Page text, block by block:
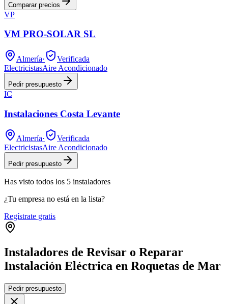
Comparar precios
VP
VM PRO-SOLAR SL
Almería·
Verificada
ElectricistasAire Acondicionado
Pedir presupuesto
IC
Instalaciones Costa Levante
Almería·
Verificada
ElectricistasAire Acondicionado
Pedir presupuesto
Has visto todos los 5 instaladores
¿Tu empresa no está en la lista?
Regístrate gratis
Instaladores de Revisar o Reparar
Instalación Eléctrica en Roquetas de Mar
+
Pedir presupuesto